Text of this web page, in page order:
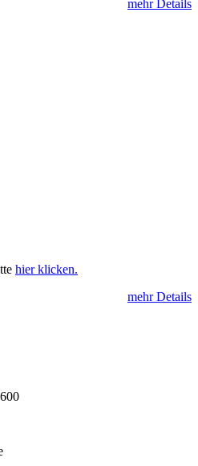
mehr Details
hier klicken.
mehr Details